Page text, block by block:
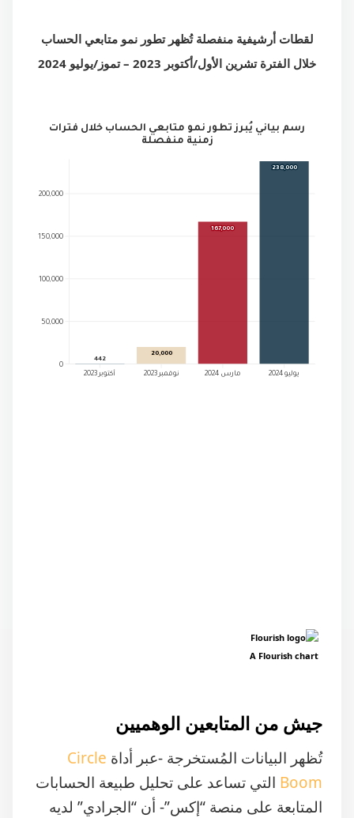
لقطات أرشيفية منفصلة تُظهر تطور نمو متابعي الحساب
خلال الفترة تشرين الأول/أكتوبر 2023 – تموز/يوليو 2024
A Flourish chart
جيش من المتابعين الوهميين
تُظهر البيانات المُستخرجة -عبر أداة Circle
Boom التي تساعد على تحليل طبيعة الحسابات
المتابعة على منصة “إكس”- أن “الجرادي” لديه